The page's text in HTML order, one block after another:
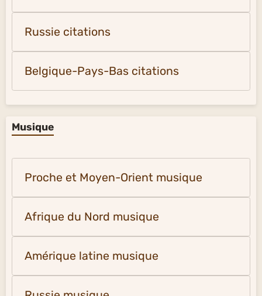
Russie citations
Belgique-Pays-Bas citations
Musique
Proche et Moyen-Orient musique
Afrique du Nord musique
Amérique latine musique